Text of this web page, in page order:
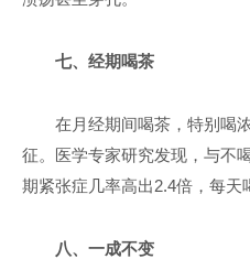
七、经期喝茶
在月经期间喝茶，特别喝浓
征。医学专家研究发现，与不
期紧张症几率高出2.4倍，每天
八、一成不变